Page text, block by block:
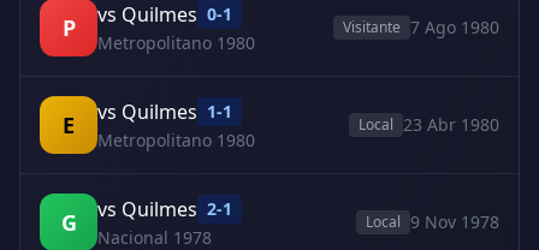
P vs Quilmes 0-1
Metropolitano 1980
Visitante 7 Ago 1980
E vs Quilmes 1-1
Metropolitano 1980
Local 23 Abr 1980
G vs Quilmes 2-1
Nacional 1978
Local 9 Nov 1978